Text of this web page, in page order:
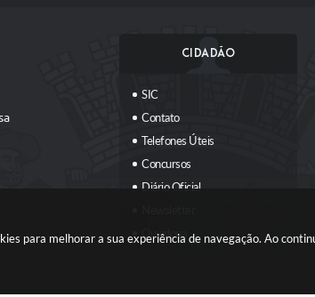
para melhorar a sua experiência de navegação. Ao
CIDADÃO
SIC
Contato
Telefones Úteis
Concursos
Diário Oficial
Ouvidoria